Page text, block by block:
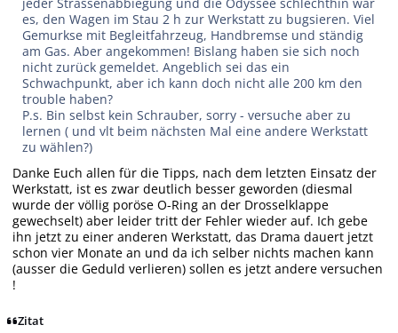
es, den Wagen im Stau 2 h zur Werkstatt zu bugsieren. Viel
Gemurkse mit Begleitfahrzeug, Handbremse und ständig
am Gas. Aber angekommen! Bislang haben sie sich noch
nicht zurück gemeldet. Angeblich sei das ein
Schwachpunkt, aber ich kann doch nicht alle 200 km den
trouble haben?
P.s. Bin selbst kein Schrauber, sorry - versuche aber zu
lernen ( und vlt beim nächsten Mal eine andere Werkstatt
zu wählen?)
Danke Euch allen für die Tipps, nach dem letzten Einsatz der
Werkstatt, ist es zwar deutlich besser geworden (diesmal
wurde der völlig poröse O-Ring an der Drosselklappe
gewechselt) aber leider tritt der Fehler wieder auf. Ich gebe
ihn jetzt zu einer anderen Werkstatt, das Drama dauert jetzt
schon vier Monate an und da ich selber nichts machen kann
(ausser die Geduld verlieren) sollen es jetzt andere versuchen
!
Zitat